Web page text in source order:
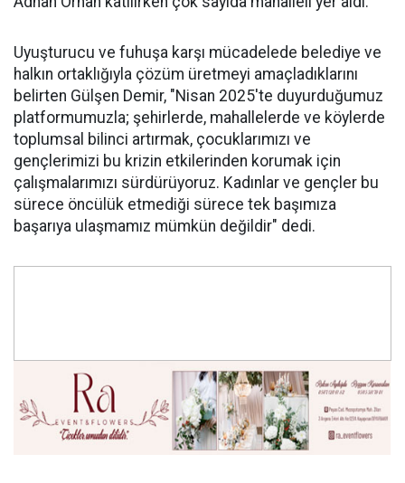
Uyuşturucu ve fuhuşa karşı mücadelede belediye ve
halkın ortaklığıyla çözüm üretmeyi amaçladıklarını
belirten Gülşen Demir, "Nisan 2025'te duyurduğumuz
platformumuzla; şehirlerde, mahallelerde ve köylerde
toplumsal bilinci artırmak, çocuklarımızı ve
gençlerimizi bu krizin etkilerinden korumak için
çalışmalarımızı sürdürüyoruz. Kadınlar ve gençler bu
sürece öncülük etmediği sürece tek başımıza
başarıya ulaşmamız mümkün değildir" dedi.